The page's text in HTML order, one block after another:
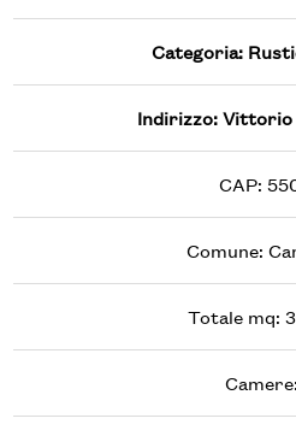
Categoria:
Indirizzo: Vittorio
CAP:
Comune:
Totale mq: